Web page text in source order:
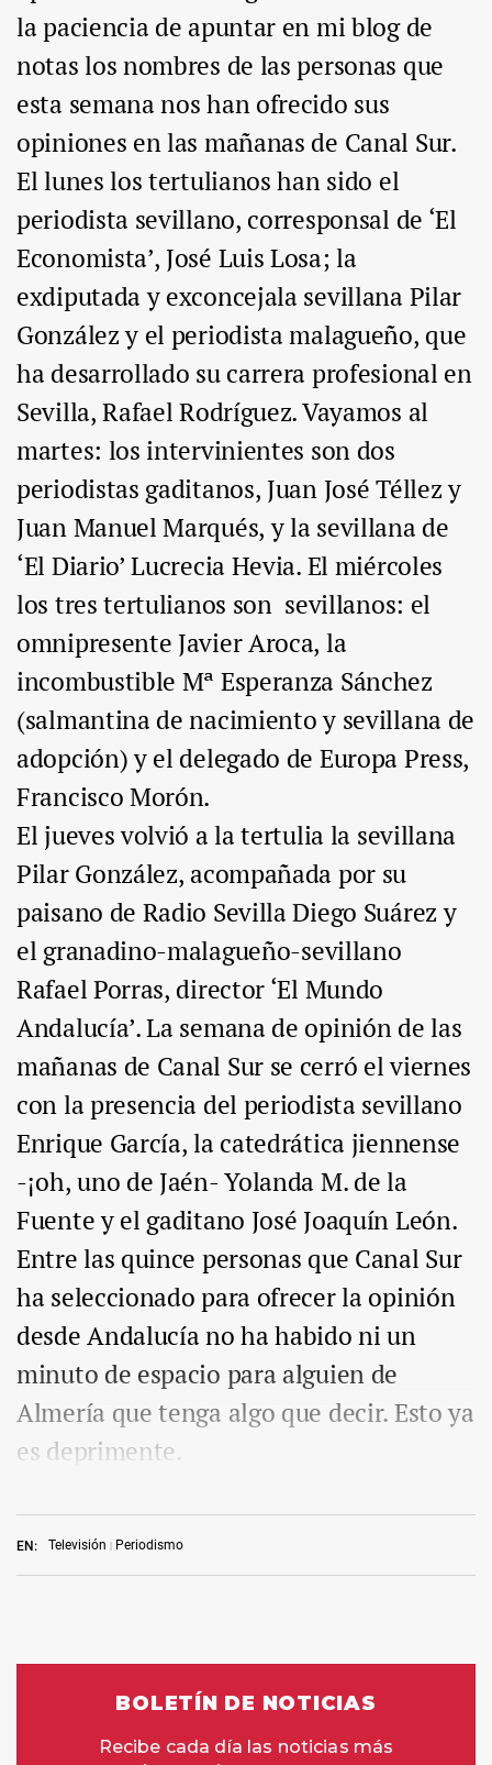
EN: Televisión Periodismo
la paciencia de apuntar en mi blog de
notas los nombres de las personas que
esta semana nos han ofrecido sus
opiniones en las mañanas de Canal Sur.
El lunes los tertulianos han sido el
periodista sevillano, corresponsal de ‘El
Economista’, José Luis Losa; la
exdiputada y exconcejala sevillana Pilar
González y el periodista malagueño, que
ha desarrollado su carrera profesional en
Sevilla, Rafael Rodríguez. Vayamos al
martes: los intervinientes son dos
periodistas gaditanos, Juan José Téllez y
Juan Manuel Marqués, y la sevillana de
‘El Diario’ Lucrecia Hevia. El miércoles
los tres tertulianos son sevillanos: el
omnipresente Javier Aroca, la
incombustible Mª Esperanza Sánchez
(salmantina de nacimiento y sevillana de
adopción) y el delegado de Europa Press,
Francisco Morón.
El jueves volvió a la tertulia la sevillana
Pilar González, acompañada por su
paisano de Radio Sevilla Diego Suárez y
el granadino-malagueño-sevillano
Rafael Porras, director ‘El Mundo
Andalucía’. La semana de opinión de las
mañanas de Canal Sur se cerró el viernes
con la presencia del periodista sevillano
Enrique García, la catedrática jiennense
-¡oh, uno de Jaén- Yolanda M. de la
Fuente y el gaditano José Joaquín León.
Entre las quince personas que Canal Sur
ha seleccionado para ofrecer la opinión
desde Andalucía no ha habido ni un
minuto de espacio para alguien de
Almería que tenga algo que decir. Esto ya
es deprimente.